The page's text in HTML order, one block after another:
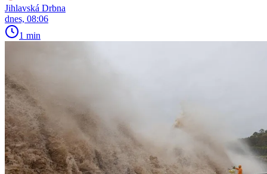
Jihlavská Drbna
dnes, 08:06
1 min